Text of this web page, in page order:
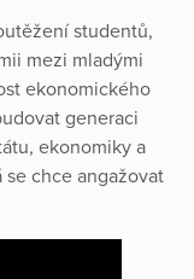
studentů,
mezi mladými
ekonomického
generaci
ekonomiky a
chce angažovat